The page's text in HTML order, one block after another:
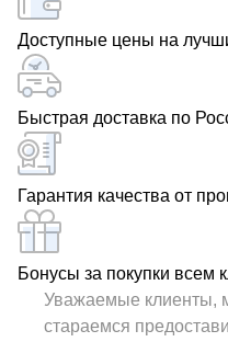
Доступные цены на
Быстрая доставка по
Гарантия качества от
Бонусы за покупки всем
Уважаемые клиенты,
стараемся